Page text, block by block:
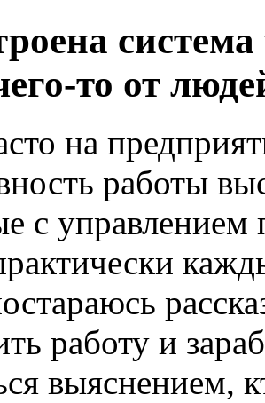
то от
на
работы
с
работу и
выяснением,